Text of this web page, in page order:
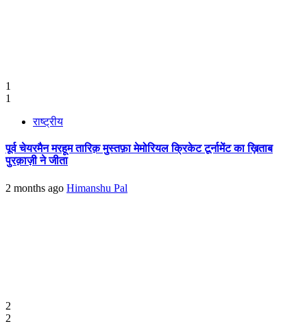
1
1
राष्ट्रीय
पूर्व चेयरमैन मरहूम तारिक़ मुस्तफ़ा मेमोरियल क्रिकेट टूर्नामेंट का ख़िताब
पुरक़ाज़ी ने जीता
2 months ago Himanshu Pal
2
2